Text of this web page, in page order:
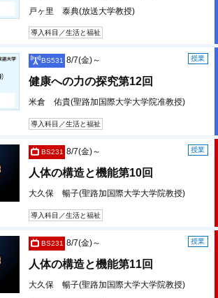
戸ヶ里 泰典(放送大学教授)
導入科目／生活と福祉
BS531 授業
8/7(金)～
健康への力の探究第12回
米倉 佑貴(聖路加国際大学大学院准教授)
導入科目／生活と福祉
BS231 授業
8/7(金)～
人体の構造と機能第10回
大久保 暢子(聖路加国際大学大学院教授)
導入科目／生活と福祉
BS231 授業
8/7(金)～
人体の構造と機能第11回
大久保 暢子(聖路加国際大学大学院教授)